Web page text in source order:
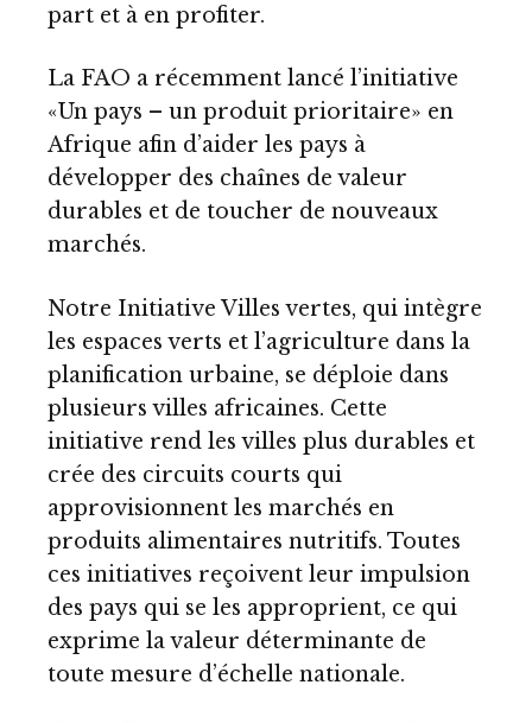
part et à en profiter.
La FAO a récemment lancé l’initiative
«Un pays – un produit prioritaire» en
Afrique afin d’aider les pays à
développer des chaînes de valeur
durables et de toucher de nouveaux
marchés.
Notre Initiative Villes vertes, qui intègre
les espaces verts et l’agriculture dans la
planification urbaine, se déploie dans
plusieurs villes africaines. Cette
initiative rend les villes plus durables et
crée des circuits courts qui
approvisionnent les marchés en
produits alimentaires nutritifs. Toutes
ces initiatives reçoivent leur impulsion
des pays qui se les approprient, ce qui
exprime la valeur déterminante de
toute mesure d’échelle nationale.